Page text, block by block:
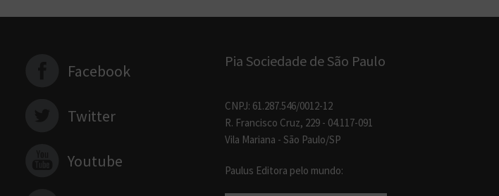
Facebook
Twitter
Youtube
Pia Sociedade de São Paulo
CNPJ: 61.287.546/0012-12
R. Francisco Cruz, 229 - 04.117-091
Vila Mariana - São Paulo/SP
Paulus Editora pelo mundo: